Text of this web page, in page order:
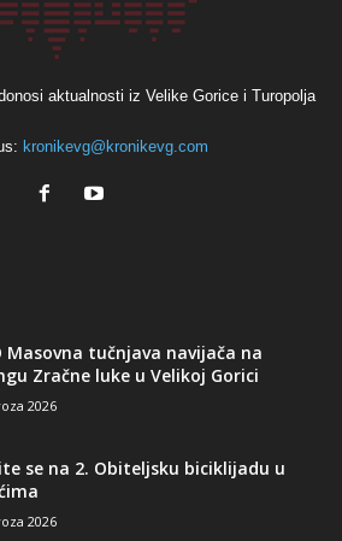
aktualnosti iz Velike Gorice i Turopolja
kronikevg@kronikevg.com
Masovna tučnjava navijača na
Zračne luke u Velikoj Gorici
2026
se na 2. Obiteljsku biciklijadu u
2026